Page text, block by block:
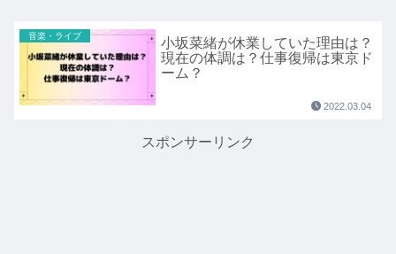
音楽・ライブ
小坂菜緒が休業していた理由は？
現在の体調は？仕事復帰は東京ド
ーム？
2022.03.04
スポンサーリンク